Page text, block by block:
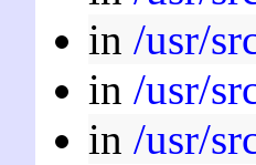
in /usr/
in /usr/
in /usr/